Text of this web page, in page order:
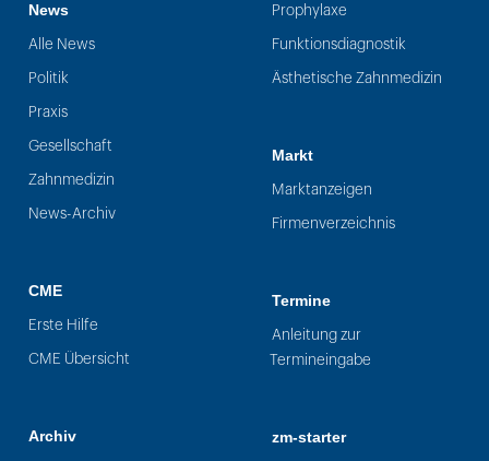
News
Alle News
Politik
Praxis
Gesellschaft
Zahnmedizin
News-Archiv
CME
Erste Hilfe
CME Übersicht
Archiv
Prophylaxe
Funktionsdiagnostik
Ästhetische Zahnmedizin
Markt
Marktanzeigen
Firmenverzeichnis
Termine
Anleitung zur
Termineingabe
zm-starter